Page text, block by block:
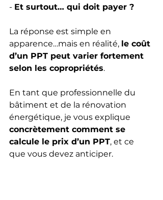
- Et surtout… qui doit payer ?
La réponse est simple en
apparence…mais en réalité, le coût
d’un PPT peut varier fortement
selon les copropriétés.
En tant que professionnelle du
bâtiment et de la rénovation
énergétique, je vous explique
concrètement comment se
calcule le prix d’un PPT, et ce
que vous devez anticiper.